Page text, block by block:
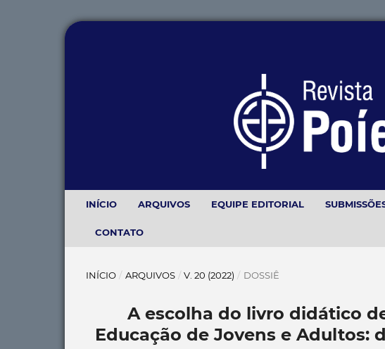
INÍCIO ARQUIVOS EQUIPE EDITORIAL
CONTATO
INÍCIO / ARQUIVOS / V. 20 (2022) / DOSSIÊ
A escolha do livro didático
Educação de Jovens e Adultos: